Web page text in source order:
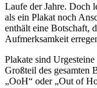
Laufe der Jahre. Doch
als ein Plakat noch
enthält eine Botschaft,
Aufmerksamkeit
Plakate sind
Großteil des gesamten
„OoH“ oder „Out of